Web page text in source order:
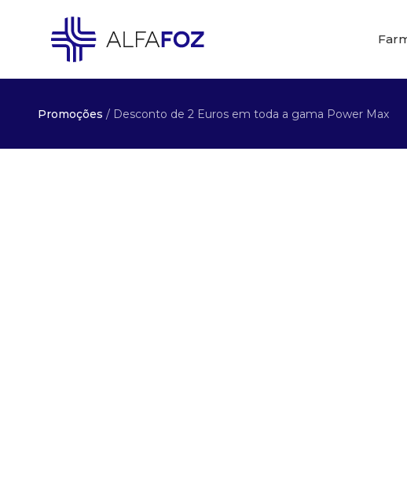
Promoções / Desconto de 2 Euros em toda a gama Power Max